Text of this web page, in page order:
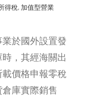
得稅, 加值型營業
於國外設置發
，其經海關出
價格申報零稅
庫實際銷售